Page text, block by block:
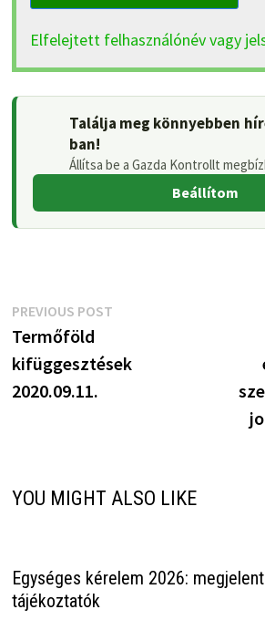
Elfelejtett felhasználónév vagy
Találja meg könnyebben
ban!
Állítsa be a Gazda Kontrollt
Beállítom
Bejegyzés
navigáció
PREVIOUS POSTPrevious
Termőföld
kifüggesztések
2020.09.11.
YOU MIGHT ALSO LIKE
Egységes kérelem 2026:
tájékoztatók